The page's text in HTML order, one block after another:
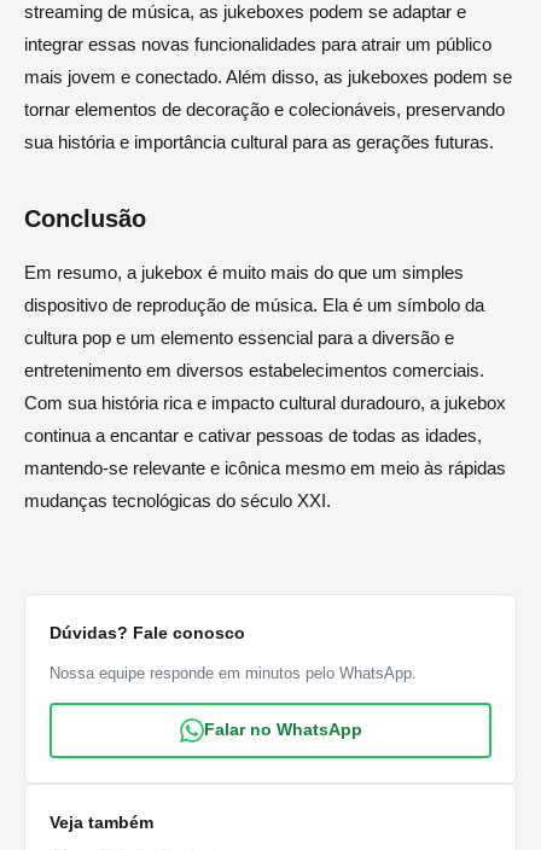
streaming de música, as jukeboxes podem se adaptar e
integrar essas novas funcionalidades para atrair um público
mais jovem e conectado. Além disso, as jukeboxes podem se
tornar elementos de decoração e colecionáveis, preservando
sua história e importância cultural para as gerações futuras.
Conclusão
Em resumo, a jukebox é muito mais do que um simples
dispositivo de reprodução de música. Ela é um símbolo da
cultura pop e um elemento essencial para a diversão e
entretenimento em diversos estabelecimentos comerciais.
Com sua história rica e impacto cultural duradouro, a jukebox
continua a encantar e cativar pessoas de todas as idades,
mantendo-se relevante e icônica mesmo em meio às rápidas
mudanças tecnológicas do século XXI.
Dúvidas? Fale conosco
Nossa equipe responde em minutos pelo WhatsApp.
Falar no WhatsApp
Veja também